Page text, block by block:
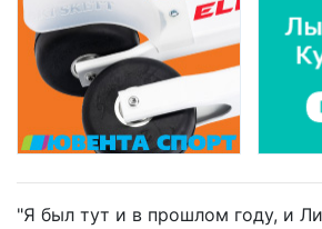
"Я был тут и в прошлом году, и